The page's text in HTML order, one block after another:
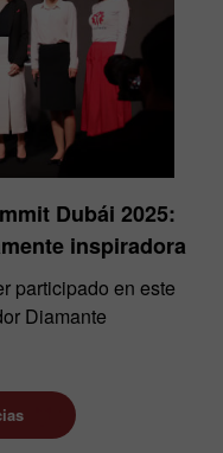
Dubái 2025:
inspiradora
participado en este
Diamante